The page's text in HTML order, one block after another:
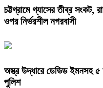
চট্টগ্রামে গ্যাসের তীব্র সংকট,
ওপর নির্ভরশীল নগরবাসী
অস্ত্র উদ্ধারে ডেভিড ইমনসহ ৫
পুলিশ